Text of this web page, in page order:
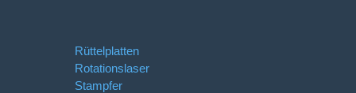
Rüttelplatten
Rotationslaser
Stampfer